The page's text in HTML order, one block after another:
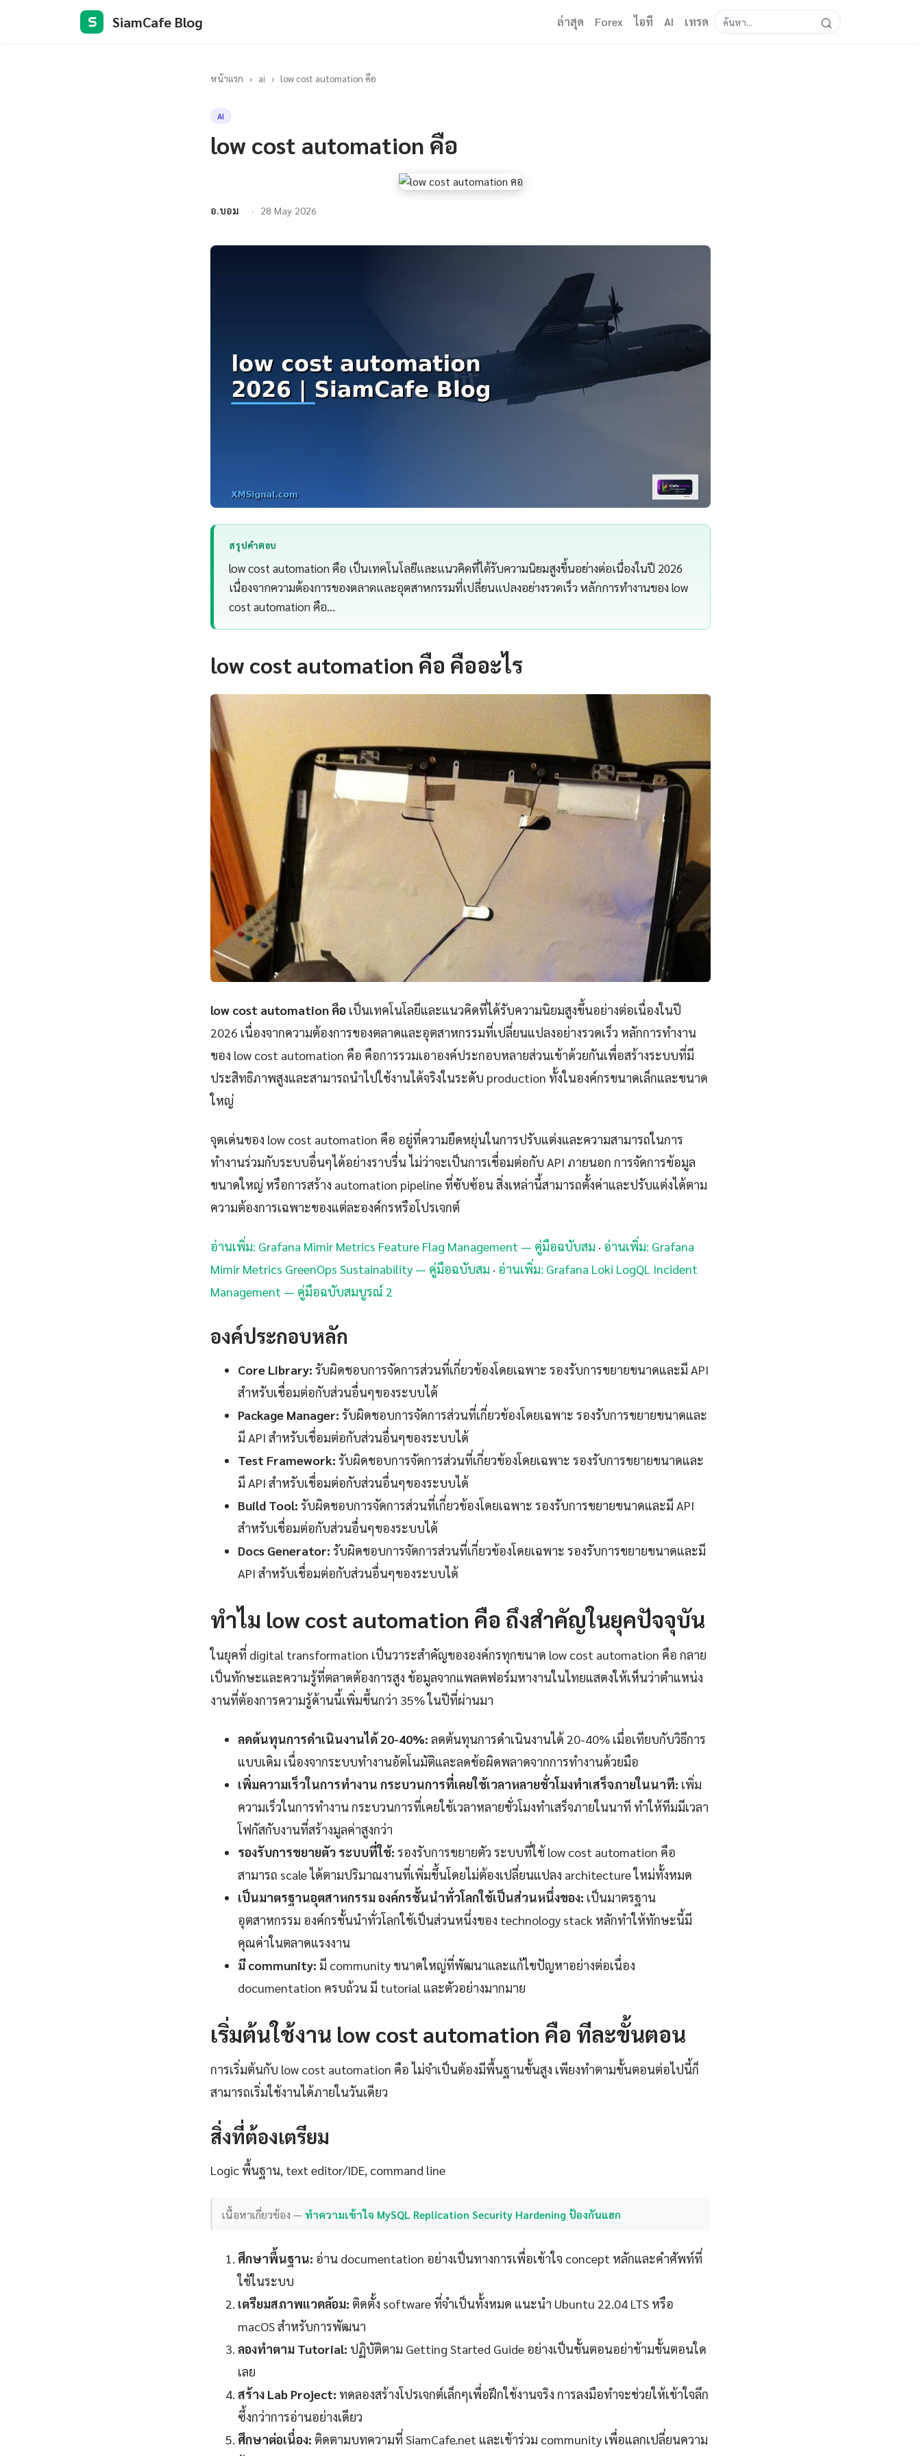
S SiamCafe Blog ล่าสุด Forex ไอที AI เทรด
หน้าแรก › ai › low cost automation คือ
AI
low cost automation คือ
อ.บอม 28 May 2026
สรุปคำตอบ
low cost automation คือ เป็นเทคโนโลยีและแนวคิดที่ได้รับความนิยมสูงขึ้นอย่างต่อเนื่องในปี 2026
เนื่องจากความต้องการของตลาดและอุตสาหกรรมที่เปลี่ยนแปลงอย่างรวดเร็ว หลักการทำงานของ low
cost automation คือ…
low cost automation คือ คืออะไร
low cost automation คือ เป็นเทคโนโลยีและแนวคิดที่ได้รับความนิยมสูงขึ้นอย่างต่อเนื่องในปี
2026 เนื่องจากความต้องการของตลาดและอุตสาหกรรมที่เปลี่ยนแปลงอย่างรวดเร็ว หลักการทำงาน
ของ low cost automation คือ คือการรวมเอาองค์ประกอบหลายส่วนเข้าด้วยกันเพื่อสร้างระบบที่มี
ประสิทธิภาพสูงและสามารถนำไปใช้งานได้จริงในระดับ production ทั้งในองค์กรขนาดเล็กและขนาด
ใหญ่
จุดเด่นของ low cost automation คือ อยู่ที่ความยืดหยุ่นในการปรับแต่งและความสามารถในการ
ทำงานร่วมกับระบบอื่นๆได้อย่างราบรื่น ไม่ว่าจะเป็นการเชื่อมต่อกับ API ภายนอก การจัดการข้อมูล
ขนาดใหญ่ หรือการสร้าง automation pipeline ที่ซับซ้อน สิ่งเหล่านี้สามารถตั้งค่าและปรับแต่งได้ตาม
ความต้องการเฉพาะของแต่ละองค์กรหรือโปรเจกต์
อ่านเพิ่ม: Grafana Mimir Metrics Feature Flag Management — คู่มือฉบับสม · อ่านเพิ่ม: Grafana
Mimir Metrics GreenOps Sustainability — คู่มือฉบับสม · อ่านเพิ่ม: Grafana Loki LogQL Incident
Management — คู่มือฉบับสมบูรณ์ 2
องค์ประกอบหลัก
Core Library: รับผิดชอบการจัดการส่วนที่เกี่ยวข้องโดยเฉพาะ รองรับการขยายขนาดและมี API
สำหรับเชื่อมต่อกับส่วนอื่นๆของระบบได้
Package Manager: รับผิดชอบการจัดการส่วนที่เกี่ยวข้องโดยเฉพาะ รองรับการขยายขนาดและ
มี API สำหรับเชื่อมต่อกับส่วนอื่นๆของระบบได้
Test Framework: รับผิดชอบการจัดการส่วนที่เกี่ยวข้องโดยเฉพาะ รองรับการขยายขนาดและ
มี API สำหรับเชื่อมต่อกับส่วนอื่นๆของระบบได้
Build Tool: รับผิดชอบการจัดการส่วนที่เกี่ยวข้องโดยเฉพาะ รองรับการขยายขนาดและมี API
สำหรับเชื่อมต่อกับส่วนอื่นๆของระบบได้
Docs Generator: รับผิดชอบการจัดการส่วนที่เกี่ยวข้องโดยเฉพาะ รองรับการขยายขนาดและมี
API สำหรับเชื่อมต่อกับส่วนอื่นๆของระบบได้
ทำไม low cost automation คือ ถึงสำคัญในยุคปัจจุบัน
ในยุคที่ digital transformation เป็นวาระสำคัญขององค์กรทุกขนาด low cost automation คือ กลาย
เป็นทักษะและความรู้ที่ตลาดต้องการสูง ข้อมูลจากแพลตฟอร์มหางานในไทยแสดงให้เห็นว่าตำแหน่ง
งานที่ต้องการความรู้ด้านนี้เพิ่มขึ้นกว่า 35% ในปีที่ผ่านมา
ลดต้นทุนการดำเนินงานได้ 20-40%: ลดต้นทุนการดำเนินงานได้ 20-40% เมื่อเทียบกับวิธีการ
แบบเดิม เนื่องจากระบบทำงานอัตโนมัติและลดข้อผิดพลาดจากการทำงานด้วยมือ
เพิ่มความเร็วในการทำงาน กระบวนการที่เคยใช้เวลาหลายชั่วโมงทำเสร็จภายในนาที: เพิ่ม
ความเร็วในการทำงาน กระบวนการที่เคยใช้เวลาหลายชั่วโมงทำเสร็จภายในนาที ทำให้ทีมมีเวลา
โฟกัสกับงานที่สร้างมูลค่าสูงกว่า
รองรับการขยายตัว ระบบที่ใช้: รองรับการขยายตัว ระบบที่ใช้ low cost automation คือ
สามารถ scale ได้ตามปริมาณงานที่เพิ่มขึ้นโดยไม่ต้องเปลี่ยนแปลง architecture ใหม่ทั้งหมด
เป็นมาตรฐานอุตสาหกรรม องค์กรชั้นนำทั่วโลกใช้เป็นส่วนหนึ่งของ: เป็นมาตรฐาน
อุตสาหกรรม องค์กรชั้นนำทั่วโลกใช้เป็นส่วนหนึ่งของ technology stack หลักทำให้ทักษะนี้มี
คุณค่าในตลาดแรงงาน
มี community: มี community ขนาดใหญ่ที่พัฒนาและแก้ไขปัญหาอย่างต่อเนื่อง
documentation ครบถ้วน มี tutorial และตัวอย่างมากมาย
เริ่มต้นใช้งาน low cost automation คือ ทีละขั้นตอน
การเริ่มต้นกับ low cost automation คือ ไม่จำเป็นต้องมีพื้นฐานขั้นสูง เพียงทำตามขั้นตอนต่อไปนี้ก็
สามารถเริ่มใช้งานได้ภายในวันเดียว
สิ่งที่ต้องเตรียม
Logic พื้นฐาน, text editor/IDE, command line
เนื้อหาเกี่ยวข้อง — ทำความเข้าใจ MySQL Replication Security Hardening ป้องกันแฮก
ศึกษาพื้นฐาน: อ่าน documentation อย่างเป็นทางการเพื่อเข้าใจ concept หลักและคำศัพท์ที่
ใช้ในระบบ
เตรียมสภาพแวดล้อม: ติดตั้ง software ที่จำเป็นทั้งหมด แนะนำ Ubuntu 22.04 LTS หรือ
macOS สำหรับการพัฒนา
ลองทำตาม Tutorial: ปฏิบัติตาม Getting Started Guide อย่างเป็นขั้นตอนอย่าข้ามขั้นตอนใด
เลย
สร้าง Lab Project: ทดลองสร้างโปรเจกต์เล็กๆเพื่อฝึกใช้งานจริง การลงมือทำจะช่วยให้เข้าใจลึก
ซึ้งกว่าการอ่านอย่างเดียว
ศึกษาต่อเนื่อง: ติดตามบทความที่ SiamCafe.net และเข้าร่วม community เพื่อแลกเปลี่ยนความ